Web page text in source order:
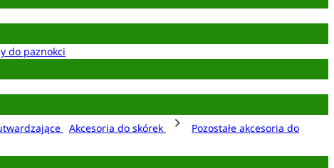
do paznokci
Akcesoria do skórek
Pozostałe akcesoria do